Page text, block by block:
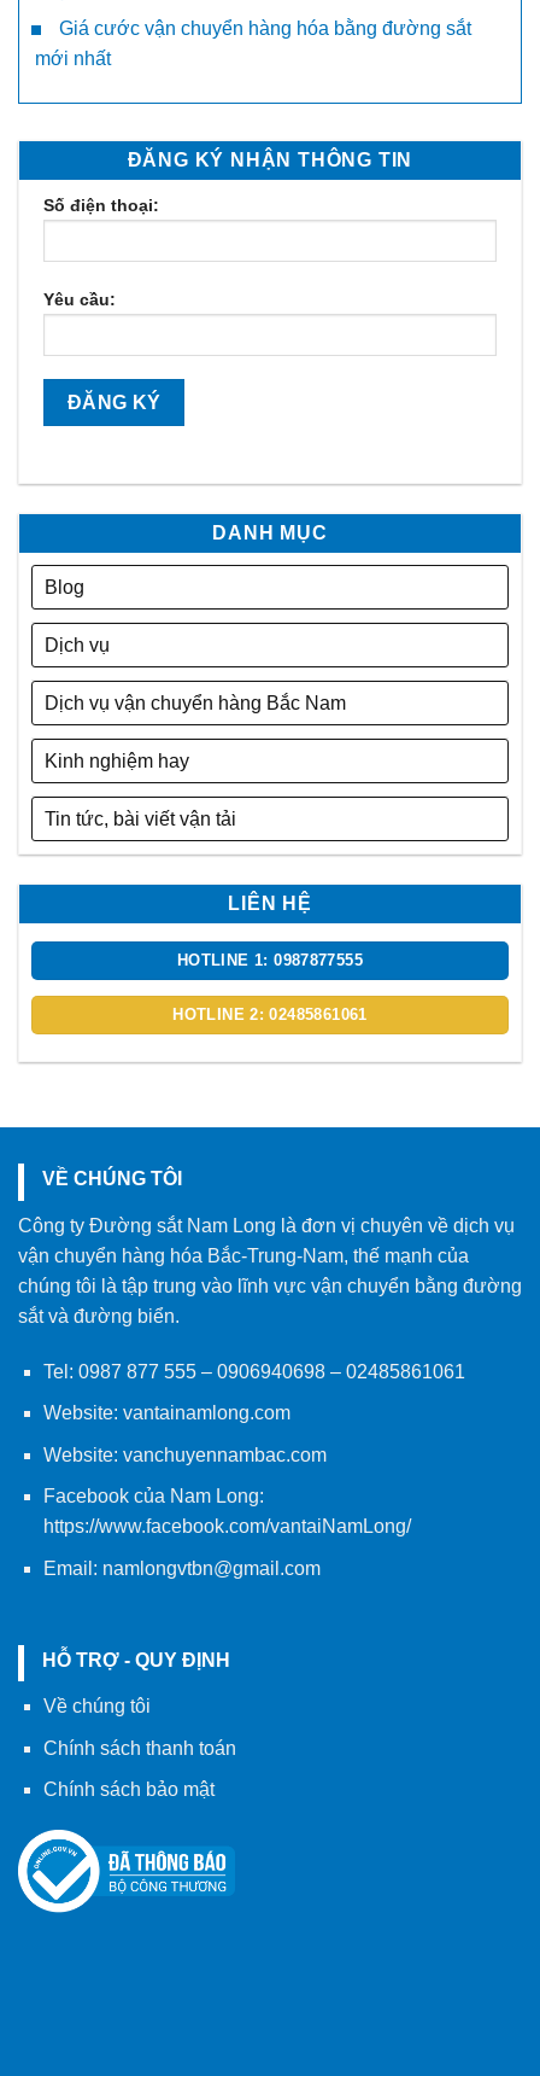
Giá cước vận chuyển hàng hóa bằng đường sắt
mới nhất
ĐĂNG KÝ NHẬN THÔNG TIN
Số điện thoại:
Yêu cầu:
DANH MỤC
Blog
Dịch vụ
Dịch vụ vận chuyển hàng Bắc Nam
Kinh nghiệm hay
Tin tức, bài viết vận tải
LIÊN HỆ
HOTLINE 1: 0987877555
HOTLINE 2: 02485861061
VỀ CHÚNG TÔI
Công ty Đường sắt Nam Long là đơn vị chuyên về dịch vụ
vận chuyển hàng hóa Bắc-Trung-Nam, thế mạnh của
chúng tôi là tập trung vào lĩnh vực vận chuyển bằng đường
sắt và đường biển.
Tel: 0987 877 555– 0906940698– 02485861061
Website: vantainamlong.com
Website: vanchuyennambac.com
Facebook của Nam Long:
https://www.facebook.com/vantaiNamLong/
Email: namlongvtbn@gmail.com
HỖ TRỢ - QUY ĐỊNH
Về chúng tôi
Chính sách thanh toán
Chính sách bảo mật